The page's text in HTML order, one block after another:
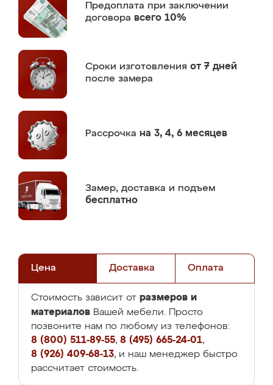
Предоплата при заключении
договора всего 10%
Сроки изготовления от 7 дней
после замера
Рассрочка на 3, 4, 6 месяцев
Замер, доставка и подъем
бесплатно
Цена Доставка Оплата
Стоимость зависит от размеров и
материалов Вашей мебели. Просто
позвоните нам по любому из телефонов:
8 (800) 511-89-55, 8 (495) 665-24-01,
8 (926) 409-68-13, и наш менеджер быстро
рассчитает стоимость.